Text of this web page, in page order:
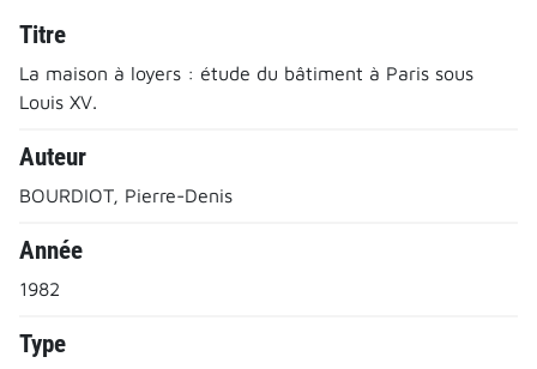
Titre
La maison à loyers : étude du bâtiment à Paris sous
Louis XV.
Auteur
BOURDIOT, Pierre-Denis
Année
1982
Type